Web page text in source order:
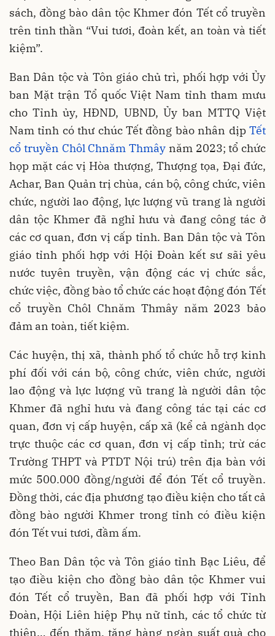
sách, đồng bào dân tộc Khmer đón Tết cổ truyền
trên tinh thần “Vui tươi, đoàn kết, an toàn và tiết
kiệm”.
Ban Dân tộc và Tôn giáo chủ trì, phối hợp với Ủy
ban Mặt trận Tổ quốc Việt Nam tỉnh tham mưu
cho Tỉnh ủy, HĐND, UBND, Ủy ban MTTQ Việt
Nam tỉnh có thư chúc Tết đồng bào nhân dịp Tết
cổ truyền Chôl Chnăm Thmây năm 2023; tổ chức
họp mặt các vị Hòa thượng, Thượng tọa, Đại đức,
Achar, Ban Quản trị chùa, cán bộ, công chức, viên
chức, người lao động, lực lượng vũ trang là người
dân tộc Khmer đã nghỉ hưu và đang công tác ở
các cơ quan, đơn vị cấp tỉnh. Ban Dân tộc và Tôn
giáo tỉnh phối hợp với Hội Đoàn kết sư sãi yêu
nước tuyên truyền, vận động các vị chức sắc,
chức việc, đồng bào tổ chức các hoạt động đón Tết
cổ truyền Chôl Chnăm Thmây năm 2023 bảo
đảm an toàn, tiết kiệm.
Các huyện, thị xã, thành phố tổ chức hỗ trợ kinh
phí đối với cán bộ, công chức, viên chức, người
lao động và lực lượng vũ trang là người dân tộc
Khmer đã nghỉ hưu và đang công tác tại các cơ
quan, đơn vị cấp huyện, cấp xã (kể cả ngành dọc
trực thuộc các cơ quan, đơn vị cấp tỉnh; trừ các
Trường THPT và PTDT Nội trú) trên địa bàn với
mức 500.000 đồng/người để đón Tết cổ truyền.
Đồng thời, các địa phương tạo điều kiện cho tất cả
đồng bào người Khmer trong tỉnh có điều kiện
đón Tết vui tươi, đầm ấm.
Theo Ban Dân tộc và Tôn giáo tỉnh Bạc Liêu, để
tạo điều kiện cho đồng bào dân tộc Khmer vui
đón Tết cổ truyền, Ban đã phối hợp với Tỉnh
Đoàn, Hội Liên hiệp Phụ nữ tỉnh, các tổ chức từ
thiện… đến thăm, tặng hàng ngàn suất quà cho